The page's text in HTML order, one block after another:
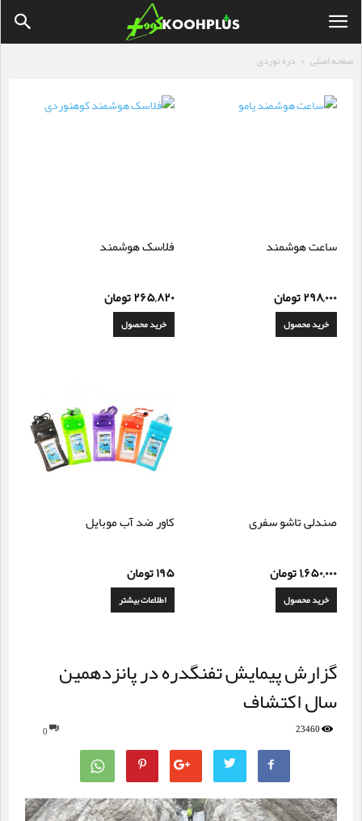
صفحه اصلی دره نوردی
ساعت هوشمند
۲۹۸,۰۰۰تومان
خرید محصول
فلاسک هوشمند
۲۶۵,۸۲۰تومان
خرید محصول
صندلی تاشو سفری
۱,۶۵۰,۰۰۰تومان
خرید محصول
کاور ضد آب موبایل
۱۹۵تومان
اطلاعات بیشتر
گزارش پیمایش تفنگدره در پانزدهمین
سال اکتشاف
0 23460